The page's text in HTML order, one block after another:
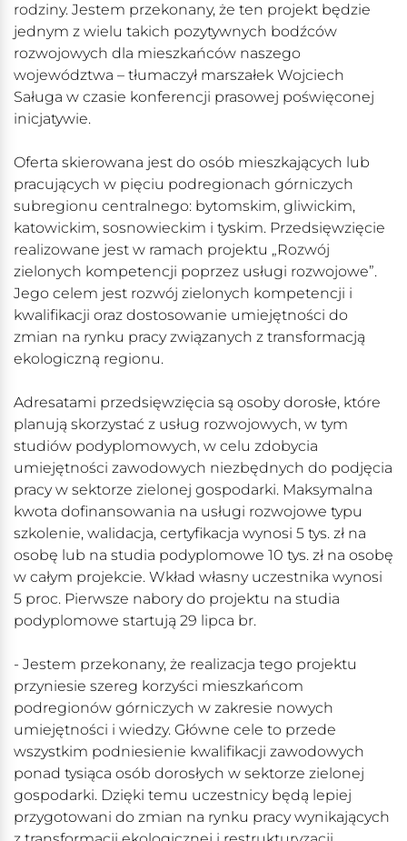
rodziny. Jestem przekonany, że ten projekt będzie
jednym z wielu takich pozytywnych bodźców
rozwojowych dla mieszkańców naszego
województwa – tłumaczył marszałek Wojciech
Saługa w czasie konferencji prasowej poświęconej
inicjatywie.
Oferta skierowana jest do osób mieszkających lub
pracujących w pięciu podregionach górniczych
subregionu centralnego: bytomskim, gliwickim,
katowickim, sosnowieckim i tyskim. Przedsięwzięcie
realizowane jest w ramach projektu „Rozwój
zielonych kompetencji poprzez usługi rozwojowe”.
Jego celem jest rozwój zielonych kompetencji i
kwalifikacji oraz dostosowanie umiejętności do
zmian na rynku pracy związanych z transformacją
ekologiczną regionu.
Adresatami przedsięwzięcia są osoby dorosłe, które
planują skorzystać z usług rozwojowych, w tym
studiów podyplomowych, w celu zdobycia
umiejętności zawodowych niezbędnych do podjęcia
pracy w sektorze zielonej gospodarki. Maksymalna
kwota dofinansowania na usługi rozwojowe typu
szkolenie, walidacja, certyfikacja wynosi 5 tys. zł na
osobę lub na studia podyplomowe 10 tys. zł na osobę
w całym projekcie. Wkład własny uczestnika wynosi
5 proc. Pierwsze nabory do projektu na studia
podyplomowe startują 29 lipca br.
- Jestem przekonany, że realizacja tego projektu
przyniesie szereg korzyści mieszkańcom
podregionów górniczych w zakresie nowych
umiejętności i wiedzy. Główne cele to przede
wszystkim podniesienie kwalifikacji zawodowych
ponad tysiąca osób dorosłych w sektorze zielonej
gospodarki. Dzięki temu uczestnicy będą lepiej
przygotowani do zmian na rynku pracy wynikających